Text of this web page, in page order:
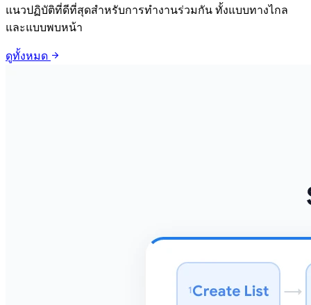
แนวปฏิบัติที่ดีที่สุดสำหรับการทำงานร่วมกัน ทั้งแบบทางไกล
และแบบพบหน้า
ดูทั้งหมด arrow_forward